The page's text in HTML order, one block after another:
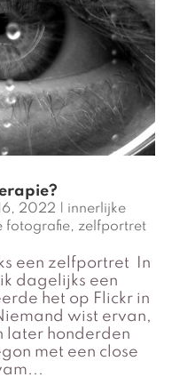
2022 | innerlijke
fotografie, zelfportret
een zelfportret In
dagelijks een
het op Flickr in
wist ervan,
later honderden
met een close